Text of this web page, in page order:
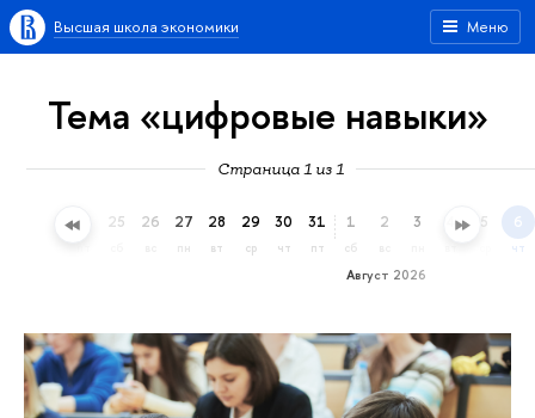
Меню
Высшая школа экономики
Тема «цифровые навыки»
Страница 1 из 1
24 25 26 27
пн
28
вт
29
ср
30
чт
31
пт
Август 2026
1
сб
2 3 4 5 6
чт